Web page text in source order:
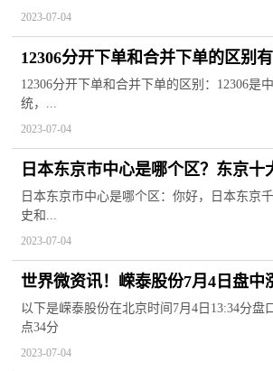
2023-07-04
12306分开下单和合并下单的区别
分能兑换盒饭吗？
12306分开下单和合并下单的区别：12306是
统，...
2023-07-04
日本东京市中心是哪个区？东京十
日本东京市中心是哪个区：你好，日本东京
史和...
2023-07-04
世界微资讯！嵘泰股份7月4日盘中
以下是嵘泰股份在北京时间7月4日13:34分盘
点34分
2023-07-04